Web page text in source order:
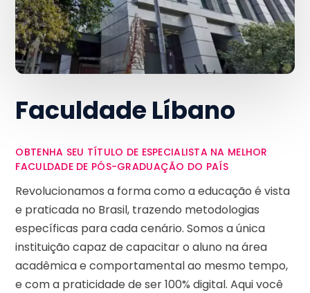
Faculdade Líbano
OBTENHA SEU TÍTULO DE ESPECIALISTA NA MELHOR
FACULDADE DE PÓS-GRADUAÇÃO DO PAÍS
Revolucionamos a forma como a educação é vista
e praticada no Brasil, trazendo metodologias
específicas para cada cenário. Somos a única
instituição capaz de capacitar o aluno na área
acadêmica e comportamental ao mesmo tempo,
e com a praticidade de ser 100% digital. Aqui você